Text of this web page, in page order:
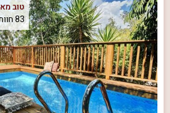
טוב
83 חוות דעת אמיתיות